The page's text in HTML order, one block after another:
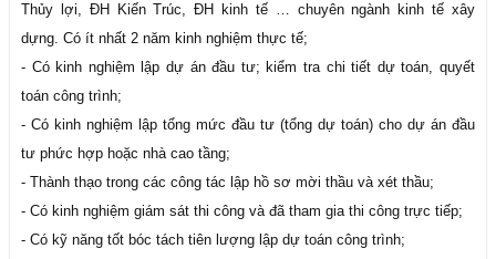
Thủy lợi, ĐH Kiến Trúc, ĐH kinh tế … chuyên ngành kinh tế xây
dựng. Có ít nhất 2 năm kinh nghiệm thực tế;
- Có kinh nghiệm lập dự án đầu tư; kiểm tra chi tiết dự toán, quyết
toán công trình;
- Có kinh nghiệm lập tổng mức đầu tư (tổng dự toán) cho dự án đầu
tư phức hợp hoặc nhà cao tầng;
- Thành thạo trong các công tác lập hồ sơ mời thầu và xét thầu;
- Có kinh nghiệm giám sát thi công và đã tham gia thi công trực tiếp;
- Có kỹ năng tốt bóc tách tiên lượng lập dự toán công trình;